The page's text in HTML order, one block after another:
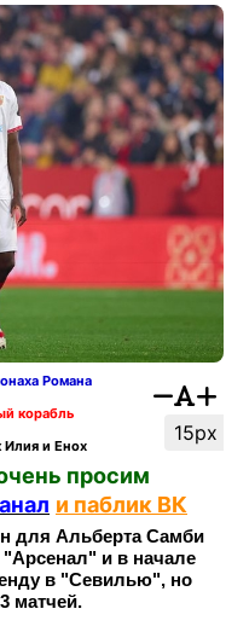
15px
Романа
корабль
Илия и Енох
просим
и паблик ВК
для Альберта Самби
"Арсенал" и в начале
в "Севилью", но
матчей.